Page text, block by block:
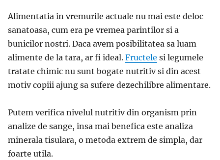
Alimentatia in vremurile actuale nu mai este deloc
sanatoasa, cum era pe vremea parintilor si a
bunicilor nostri. Daca avem posibilitatea sa luam
alimente de la tara, ar fi ideal. Fructele si legumele
tratate chimic nu sunt bogate nutritiv si din acest
motiv copiii ajung sa sufere dezechilibre alimentare.
Putem verifica nivelul nutritiv din organism prin
analize de sange, insa mai benefica este analiza
minerala tisulara, o metoda extrem de simpla, dar
foarte utila.